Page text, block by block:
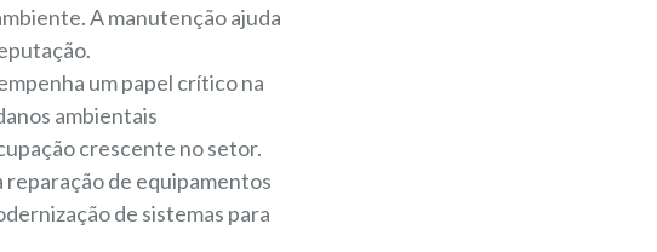
A manutenção ajuda
um papel crítico na
ambientais
crescente no setor.
reparação de equipamentos
de sistemas para